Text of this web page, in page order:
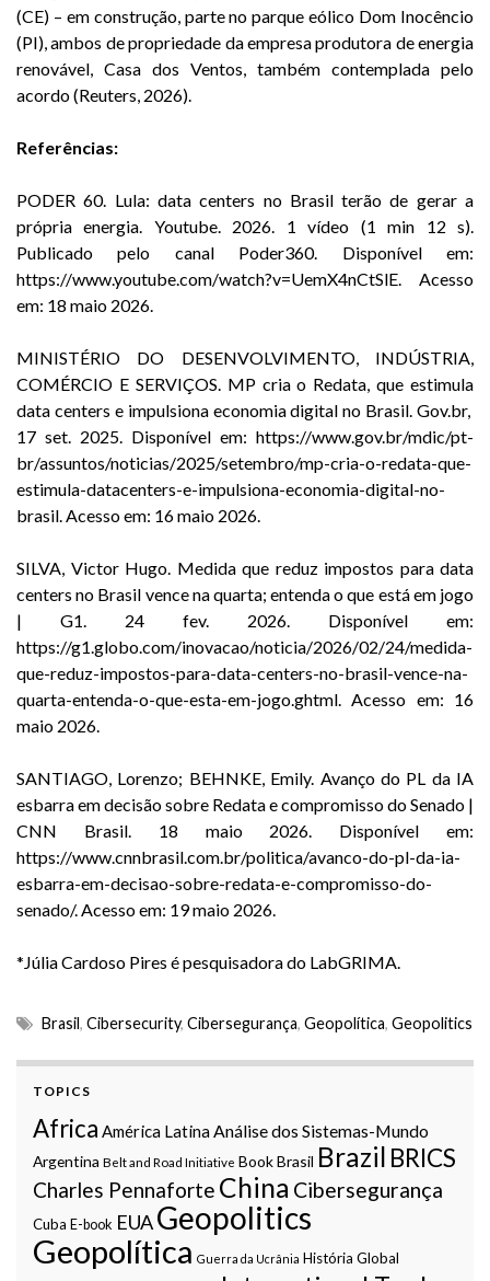
(CE) – em construção, parte no parque eólico Dom Inocêncio
(PI), ambos de propriedade da empresa produtora de energia
renovável, Casa dos Ventos, também contemplada pelo
acordo (Reuters, 2026).
Referências:
PODER 60. Lula: data centers no Brasil terão de gerar a
própria energia. Youtube. 2026. 1 vídeo (1 min 12 s).
Publicado pelo canal Poder360. Disponível em:
https://www.youtube.com/watch?v=UemX4nCtSlE. Acesso
em: 18 maio 2026.
MINISTÉRIO DO DESENVOLVIMENTO, INDÚSTRIA,
COMÉRCIO E SERVIÇOS. MP cria o Redata, que estimula
data centers e impulsiona economia digital no Brasil. Gov.br,
17 set. 2025. Disponível em: https://www.gov.br/mdic/pt-
br/assuntos/noticias/2025/setembro/mp-cria-o-redata-que-
estimula-datacenters-e-impulsiona-economia-digital-no-
brasil. Acesso em: 16 maio 2026.
SILVA, Victor Hugo. Medida que reduz impostos para data
centers no Brasil vence na quarta; entenda o que está em jogo
| G1. 24 fev. 2026. Disponível em:
https://g1.globo.com/inovacao/noticia/2026/02/24/medida-
que-reduz-impostos-para-data-centers-no-brasil-vence-na-
quarta-entenda-o-que-esta-em-jogo.ghtml. Acesso em: 16
maio 2026.
SANTIAGO, Lorenzo; BEHNKE, Emily. Avanço do PL da IA
esbarra em decisão sobre Redata e compromisso do Senado |
CNN Brasil. 18 maio 2026. Disponível em:
https://www.cnnbrasil.com.br/politica/avanco-do-pl-da-ia-
esbarra-em-decisao-sobre-redata-e-compromisso-do-
senado/. Acesso em: 19 maio 2026.
*Júlia Cardoso Pires é pesquisadora do LabGRIMA.
Brasil, Cibersecurity, Cibersegurança, Geopolítica, Geopolitics
TOPICS
Africa América LatinaAnálise dos Sistemas-Mundo
Argentina Belt and Road Initiative BookBrasil Brazil BRICS
Charles Pennaforte China Cibersegurança
Cuba E-book EUAGeopolitics
Geopolítica Guerra da Ucrânia História Global